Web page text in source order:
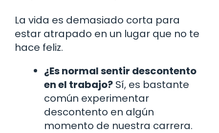
La vida es demasiado corta para
estar atrapado en un lugar que no te
hace feliz.
¿Es normal sentir descontento
en el trabajo? Sí, es bastante
común experimentar
descontento en algún
momento de nuestra carrera.